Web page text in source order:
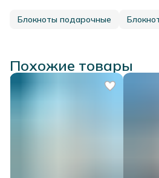
Блокноты подарочные
Похожие товары